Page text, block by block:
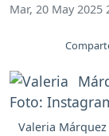
Mar, 20 May 2025
Valeria